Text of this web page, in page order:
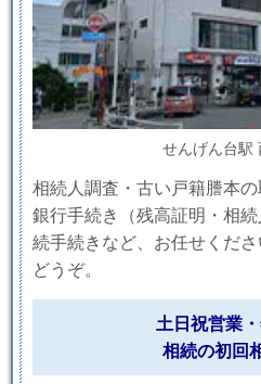
せんげん台駅
相続人調査・古い戸籍謄本
銀行手続き（残高証明・相
続手続きなど、お任せくだ
どうぞ。
土日祝営業
相続の初回